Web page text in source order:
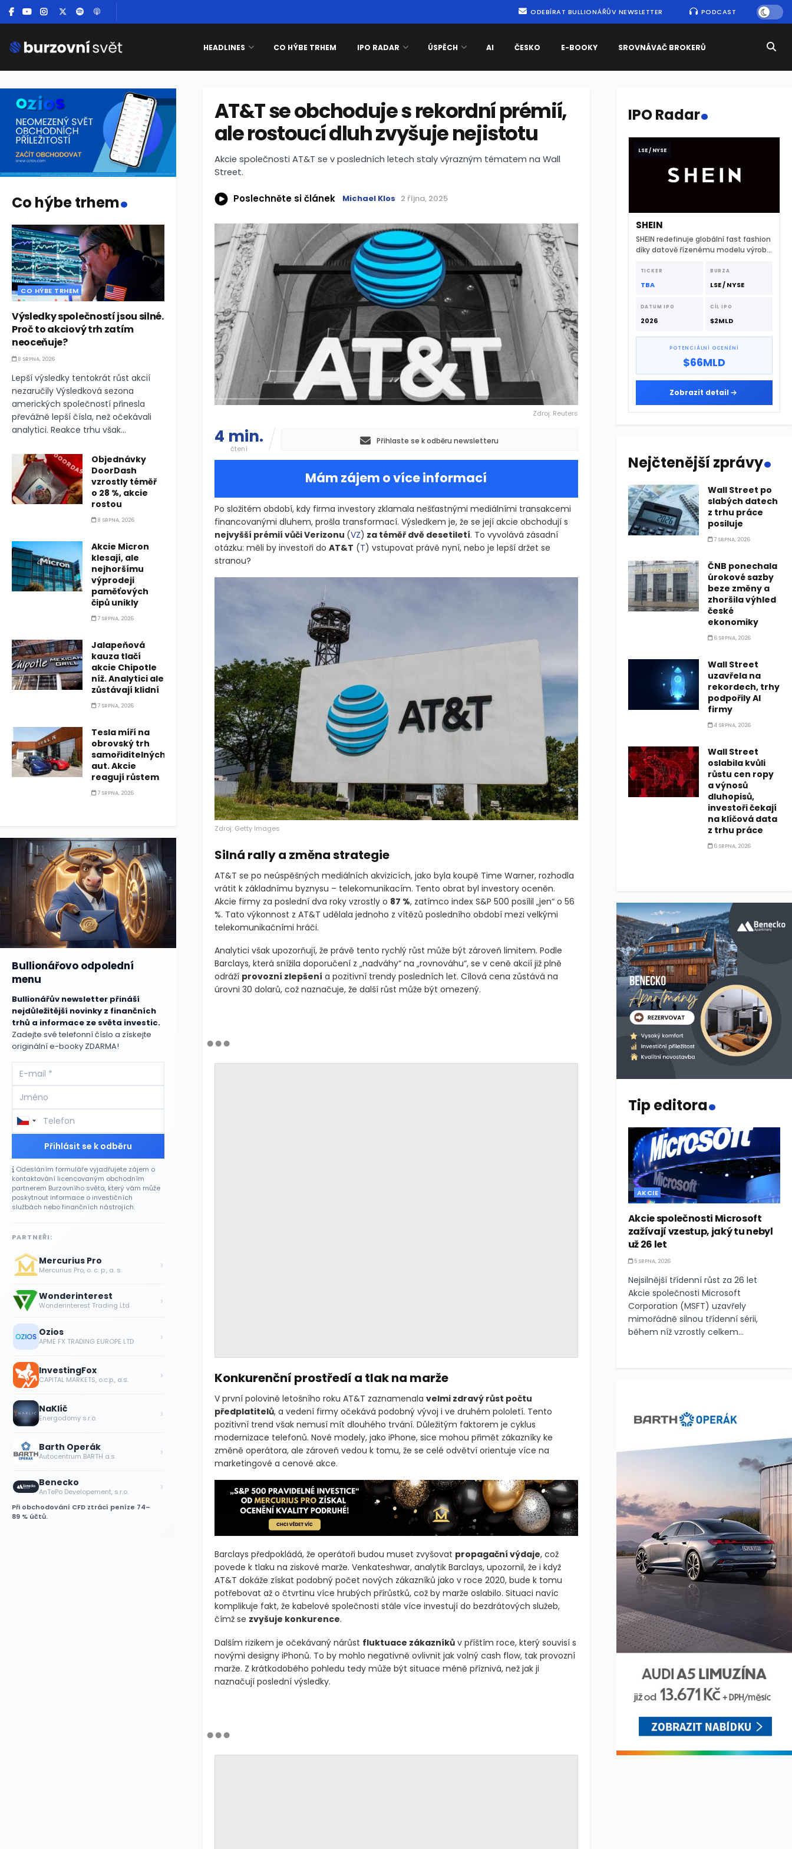
ODEBÍRAT BULLIONÁŘŮV NEWSLETTER PODCAST
HEADLINES CO HÝBE TRHEM IPO RADAR ÚSPĚCH AI ČESKO E-BOOKY SROVNÁVAČ BROKERŮ
AT&T se obchoduje s rekordní prémií,
ale rostoucí dluh zvyšuje nejistotu
Akcie společnosti AT&T se v posledních letech staly výrazným tématem na Wall
Street.
Poslechněte si článek Michael Klos 2 října, 2025
Zdroj: Reuters
4 min.
čtení
Přihlaste se k odběru newsletteru
Mám zájem o více informací
Po složitém období, kdy firma investory zklamala nešťastnými mediálními transakcemi
financovanými dluhem, prošla transformací. Výsledkem je, že se její akcie obchodují s
nejvyšší prémií vůči Verizonu (VZ) za téměř dvě desetiletí. To vyvolává zásadní
otázku: měli by investoři do AT&T (T) vstupovat právě nyní, nebo je lepší držet se
stranou?
Zdroj: Getty Images
Silná rally a změna strategie
AT&T se po neúspěšných mediálních akvizicích, jako byla koupě Time Warner, rozhodla
vrátit k základnímu byznysu – telekomunikacím. Tento obrat byl investory oceněn.
Akcie firmy za poslední dva roky vzrostly o 87 %, zatímco index S&P 500 posílil „jen“ o 56
%. Tato výkonnost z AT&T udělala jednoho z vítězů posledního období mezi velkými
telekomunikačními hráči.
Analytici však upozorňují, že právě tento rychlý růst může být zároveň limitem. Podle
Barclays, která snížila doporučení z „nadváhy“ na „rovnováhu“, se v ceně akcií již plně
odráží provozní zlepšení a pozitivní trendy posledních let. Cílová cena zůstává na
úrovni 30 dolarů, což naznačuje, že další růst může být omezený.
Konkurenční prostředí a tlak na marže
V první polovině letošního roku AT&T zaznamenala velmi zdravý růst počtu
předplatitelů, a vedení firmy očekává podobný vývoj i ve druhém pololetí. Tento
pozitivní trend však nemusí mít dlouhého trvání. Důležitým faktorem je cyklus
modernizace telefonů. Nové modely, jako iPhone, sice mohou přimět zákazníky ke
změně operátora, ale zároveň vedou k tomu, že se celé odvětví orientuje více na
marketingové a cenové akce.
Barclays předpokládá, že operátoři budou muset zvyšovat propagační výdaje, což
povede k tlaku na ziskové marže. Venkateshwar, analytik Barclays, upozornil, že i když
AT&T dokáže získat podobný počet nových zákazníků jako v roce 2020, bude k tomu
potřebovat až o čtvrtinu více hrubých přírůstků, což by marže oslabilo. Situaci navíc
komplikuje fakt, že kabelové společnosti stále více investují do bezdrátových služeb,
čímž se zvyšuje konkurence.
Dalším rizikem je očekávaný nárůst fluktuace zákazníkův příštím roce, který souvisí s
novými designy iPhonů. To by mohlo negativně ovlivnit jak volný cash flow, tak provozní
marže. Z krátkodobého pohledu tedy může být situace méně příznivá, než jak ji
naznačují poslední výsledky.
Co hýbe trhem.
CO HÝBE TRHEM
Výsledky společností jsou silné.
Proč to akciový trh zatím
neoceňuje?
8 SRPNA, 2026
Lepší výsledky tentokrát růst akcií
nezaručily Výsledková sezona
amerických společností přinesla
převážně lepší čísla, než očekávali
analytici. Reakce trhu však...
Objednávky
DoorDash
vzrostly téměř
o 28 %, akcie
rostou
8 SRPNA, 2026
Akcie Micron
klesají, ale
nejhoršímu
výprodeji
paměťových
čipů unikly
7 SRPNA, 2026
Jalapeňová
kauza tlačí
akcie Chipotle
níž. Analytici ale
zůstávají klidní
7 SRPNA, 2026
Tesla míří na
obrovský trh
samořiditelných
aut. Akcie
reagují růstem
7 SRPNA, 2026
Bullionářovo odpolední
menu
Bullionářův newsletter přináší
nejdůležitější novinky z finančních
trhů a informace ze světa investic.
Zadejte své telefonní číslo a získejte
originální e-booky ZDARMA!
Přihlásit se k odběru
Odesláním formuláře vyjadřujete zájem o
kontaktování licencovaným obchodním
partnerem Burzovního světa, který vám může
poskytnout informace o investičních
službách nebo finančních nástrojích.
PARTNEŘI:
Mercurius Pro
Mercurius Pro, o. c. p., a. s. ›
Wonderinterest
Wonderinterest Trading Ltd ›
Ozios
APME FX TRADING EUROPE LTD ›
InvestingFox
CAPITAL MARKETS, o.c.p., a.s. ›
NaKlíč
Energodomy s.r.o. ›
Barth Operák
Autocentrum BARTH a.s. ›
Benecko
AnTePo Developement, s.r.o. ›
Při obchodování CFD ztrácí peníze 74–
89 % účtů.
IPO Radar.
LSE / NYSE
SHEIN
SHEIN redefinuje globální fast fashion
díky datově řízenému modelu výroby
dodavatelskému řetězci.
TICKER
TBA
BURZA
LSE / NYSE
DATUM IPO
2026
CÍL IPO
$2MLD
POTENCIÁLNÍ OCENĚNÍ
$66MLD
Zobrazit detail
Nejčtenější zprávy.
Wall Street po
slabých datech
z trhu práce
posiluje
7 SRPNA, 2026
ČNB ponechala
úrokové sazby
beze změny a
zhoršila výhled
české
ekonomiky
6 SRPNA, 2026
Wall Street
uzavřela na
rekordech, trhy
podpořily AI
firmy
4 SRPNA, 2026
Wall Street
oslabila kvůli
růstu cen ropy
a výnosů
dluhopisů,
investoři čekají
na klíčová data
z trhu práce
6 SRPNA, 2026
Tip editora.
AKCIE
Akcie společnosti Microsoft
zažívají vzestup, jaký tu nebyl
už 26 let
5 SRPNA, 2026
Nejsilnější třídenní růst za 26 let
Akcie společnosti Microsoft
Corporation (MSFT) uzavřely
mimořádně silnou třídenní sérii,
během níž vzrostly celkem...